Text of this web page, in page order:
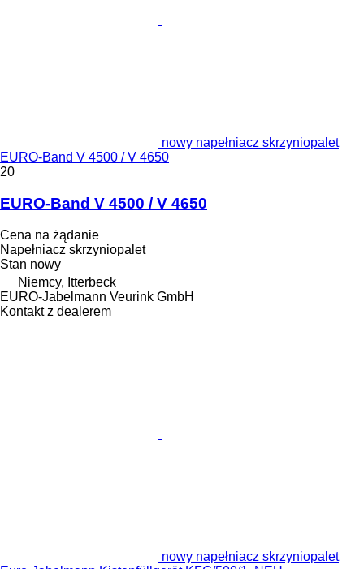
nowy napełniacz skrzyniopalet
EURO-Band V 4500 / V 4650
20
EURO-Band V 4500 / V 4650
Cena na żądanie
Napełniacz skrzyniopalet
Stan nowy
Niemcy, Itterbeck
EURO-Jabelmann Veurink GmbH
Kontakt z dealerem
nowy napełniacz skrzyniopalet